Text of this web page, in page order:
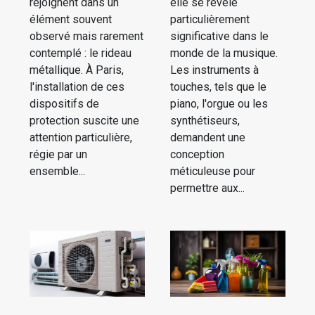
élément souvent
observé mais rarement
contemplé : le rideau
métallique. À Paris,
l'installation de ces
dispositifs de
protection suscite une
attention particulière,
régie par un
ensemble...
particulièrement
significative dans le
monde de la musique.
Les instruments à
touches, tels que le
piano, l'orgue ou les
synthétiseurs,
demandent une
conception
méticuleuse pour
permettre aux...